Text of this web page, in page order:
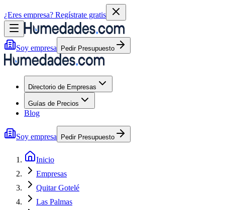
¿Eres empresa? Regístrate gratis
Soy empresa Pedir Presupuesto
Directorio de Empresas
Guías de Precios
Blog
Soy empresa Pedir Presupuesto
Inicio
Empresas
Quitar Gotelé
Las Palmas